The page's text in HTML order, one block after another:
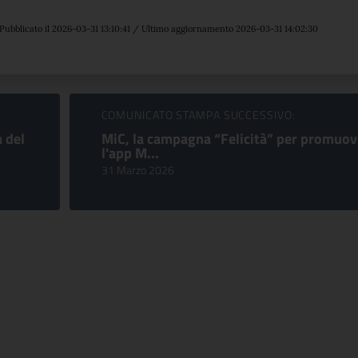
il 2026-03-31 13:10:41 / Ultimo aggiornamento 2026-03-31 14:02:30
del
COMUNICATO STAMPA SUCCESSIVO:
MiC, la campagna “Felicità” per
l'app M...
31 Marzo 2026